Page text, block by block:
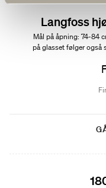
Langfoss
Mål på åpning: 74-84
på glasset følger også